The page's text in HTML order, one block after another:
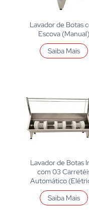
Lavador de Botas
Escova (Manual)
Saiba Mais
Lavador de Botas
com 03
Automático
Saiba Mais